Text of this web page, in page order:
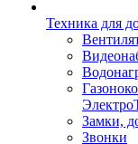
Техника для
Замки,
Звонки